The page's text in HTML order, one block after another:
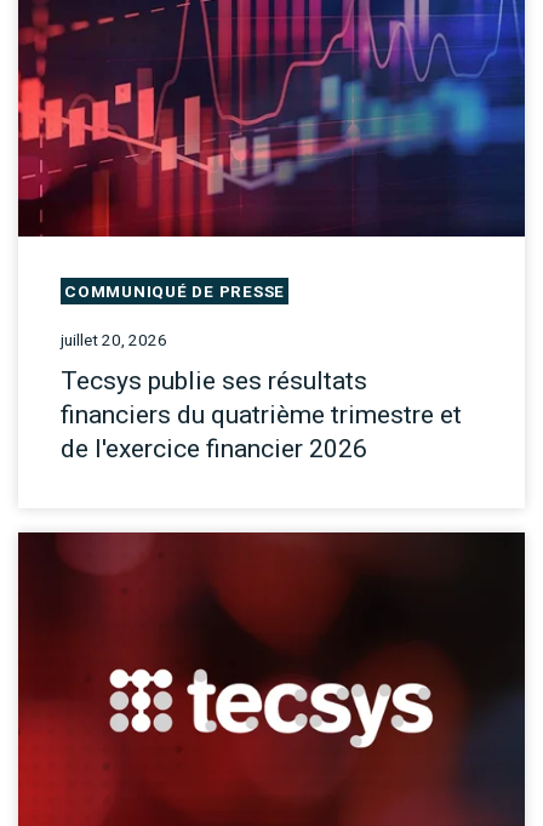
COMMUNIQUÉ DE PRESSE
juillet 20, 2026
Tecsys publie ses résultats
financiers du quatrième trimestre et
de l'exercice financier 2026